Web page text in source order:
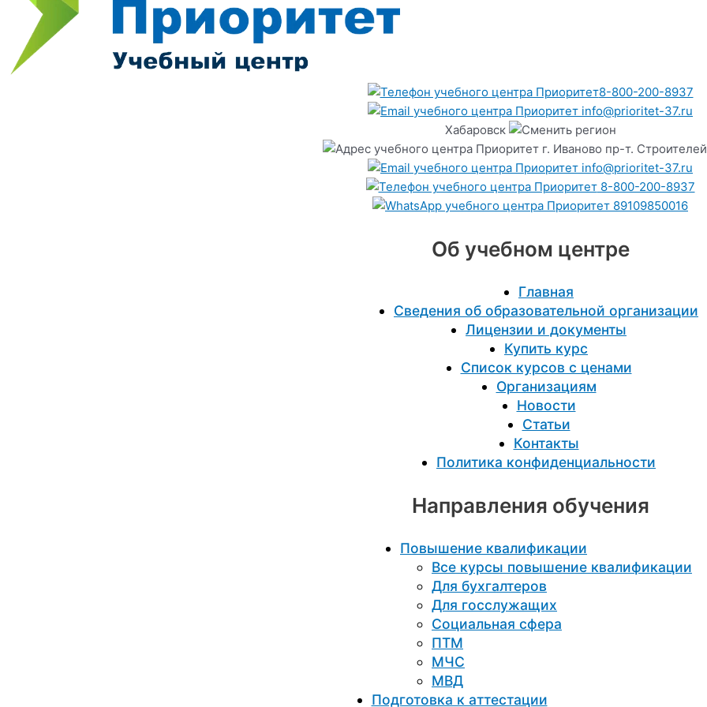
8-800-200-8937
info@prioritet-37.ru
Хабаровск
г. Иваново пр-т.
info@prioritet-37.ru
8-800-200-8937
89109850016
Об учебном центре
Главная
Сведения об образовательной организации
Лицензии и документы
Купить курс
Список курсов с ценами
Организациям
Новости
Статьи
Контакты
Политика конфиденциальности
Направления обучения
Повышение квалификации
Все курсы повышение квалификации
Для бухгалтеров
Для госслужащих
Социальная сфера
ПТМ
МЧС
МВД
Подготовка к aттестации